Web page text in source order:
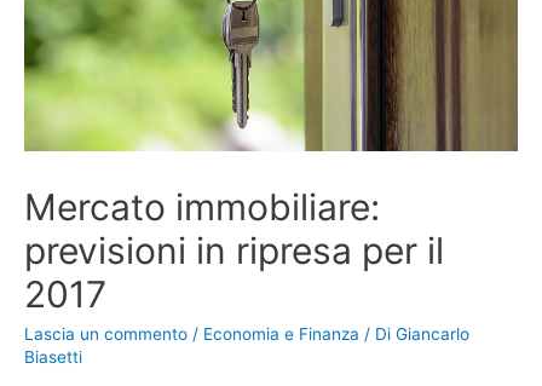
Mercato immobiliare:
previsioni in ripresa per il
2017
Lascia un commento / Economia e Finanza / Di Giancarlo
Biasetti